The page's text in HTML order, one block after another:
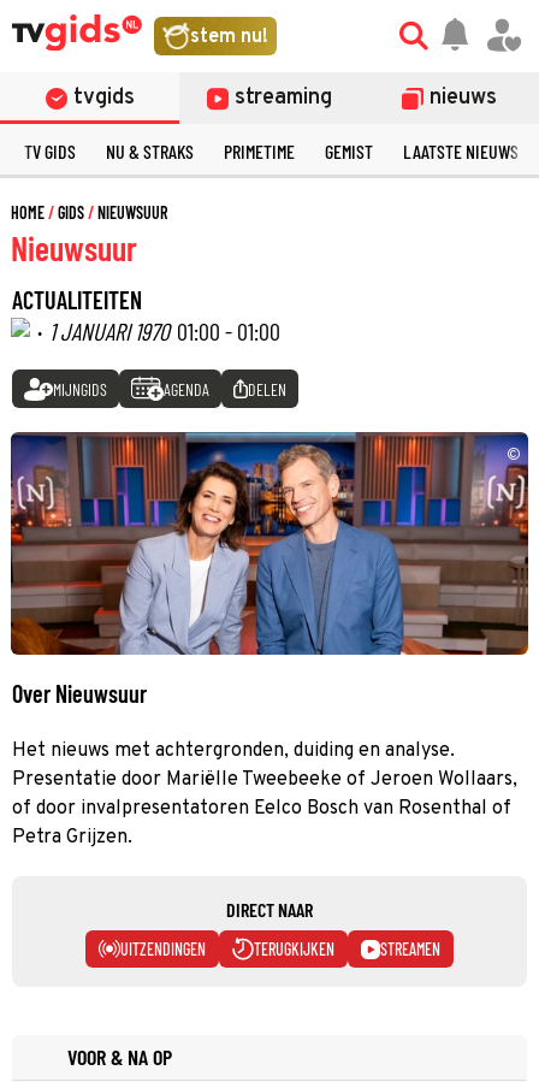
stem nu!
tvgids streaming nieuws
TV GIDS NU & STRAKS PRIMETIME GEMIST LAATSTE NIEUWS
HOME GIDS NIEUWSUUR
Nieuwsuur
ACTUALITEITEN
· 1 JANUARI 1970 01:00 - 01:00
MIJNGIDS AGENDA DELEN
©
Over Nieuwsuur
Het nieuws met achtergronden, duiding en analyse.
Presentatie door Mariëlle Tweebeeke of Jeroen Wollaars,
of door invalpresentatoren Eelco Bosch van Rosenthal of
Petra Grijzen.
DIRECT NAAR
UITZENDINGEN TERUGKIJKEN STREAMEN
VOOR & NA OP